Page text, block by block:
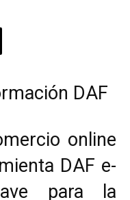
DAF
online
DAF e-
para la